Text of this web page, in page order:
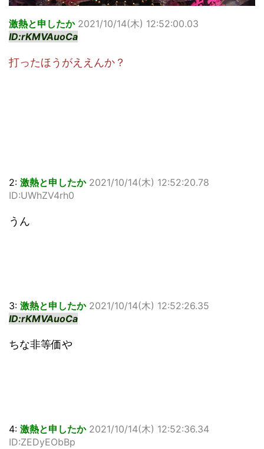
激熱と申したか 2021/10/14(木) 12:52:00.03
ID:rKMVAuoCa
打ったほうがええんか？
2: 激熱と申したか 2021/10/14(木) 12:52:20.78
ID:UWhZV4rh0
うん
3: 激熱と申したか 2021/10/14(木) 12:52:26.35
ID:rKMVAuoCa
ちな非等価や
4: 激熱と申したか 2021/10/14(木) 12:52:36.34
ID:ZEDyEObBp